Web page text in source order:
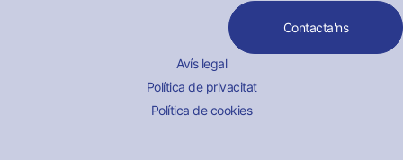
Contacta'ns
Avís legal
Política de privacitat
Política de cookies